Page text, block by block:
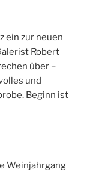
ein zur neuen
Robert
über –
und
Beginn ist
Weinjahrgang